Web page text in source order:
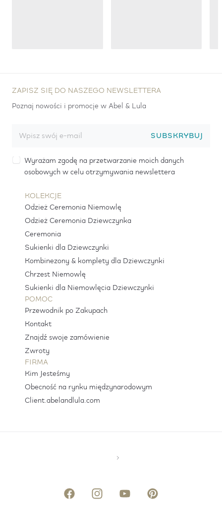
ZAPISZ SIĘ DO NASZEGO NEWSLETTERA
Poznaj nowości i promocje w Abel & Lula
SUBSKRYBUJ
Wyrażam zgodę na przetwarzanie moich danych
osobowych w celu otrzymywania newslettera
KOLEKCJE
Odzież Ceremonia Niemowlę
Odzież Ceremonia Dziewczynka
Ceremonia
Sukienki dla Dziewczynki
Kombinezony & komplety dla Dziewczynki
Chrzest Niemowlę
Sukienki dla Niemowlęcia Dziewczynki
POMOC
Przewodnik po Zakupach
Kontakt
Znajdź swoje zamówienie
Zwroty
FIRMA
Kim Jesteśmy
Obecność na rynku międzynarodowym
Client.abelandlula.com